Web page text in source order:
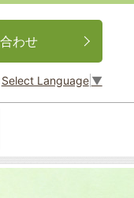
Select Language ▼
わせ